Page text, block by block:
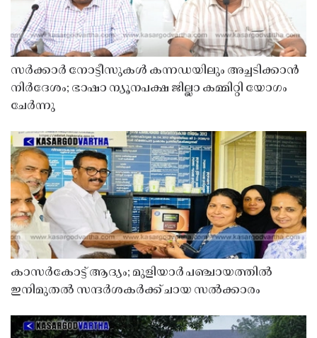
സർക്കാർ നോട്ടീസുകൾ കന്നഡയിലും അച്ചടിക്കാൻ
നിർദേശം; ഭാഷാ ന്യൂനപക്ഷ ജില്ലാ കമ്മിറ്റി യോഗം
ചേർന്നു
കാസർകോട്ട് ആദ്യം; മുളിയാർ പഞ്ചായത്തിൽ
ഇനിമുതൽ സന്ദർശകർക്ക് ചായ സൽക്കാരം